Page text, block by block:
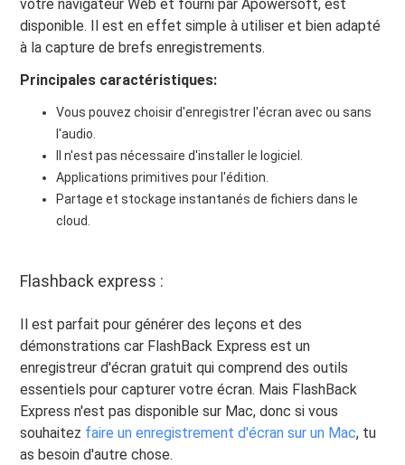
votre navigateur Web et fourni par Apowersoft, est
disponible. Il est en effet simple à utiliser et bien adapté
à la capture de brefs enregistrements.
Principales caractéristiques:
Vous pouvez choisir d'enregistrer l'écran avec ou sans
l'audio.
Il n'est pas nécessaire d'installer le logiciel.
Applications primitives pour l'édition.
Partage et stockage instantanés de fichiers dans le
cloud.
Flashback express :
Il est parfait pour générer des leçons et des
démonstrations car FlashBack Express est un
enregistreur d'écran gratuit qui comprend des outils
essentiels pour capturer votre écran. Mais FlashBack
Express n'est pas disponible sur Mac, donc si vous
souhaitez faire un enregistrement d'écran sur un Mac, tu
as besoin d'autre chose.